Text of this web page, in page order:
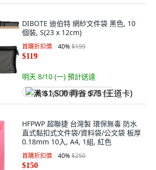
DIBOTE 迪伯特 網紗文件袋 黑色, 10
個裝, S(23 x 12cm)
首購折扣價 40%$199
$119
明天 8/10 (一) 預計送達
满 $1,500 再省 $75 (王道卡)
HFPWP 超聯捷 台灣製 環保無毒 防水
直式黏扣式文件袋/資料袋/公文袋 板厚
0.18mm 10入, A4, 1組, 紅色
首購折扣價 40%$250
$150